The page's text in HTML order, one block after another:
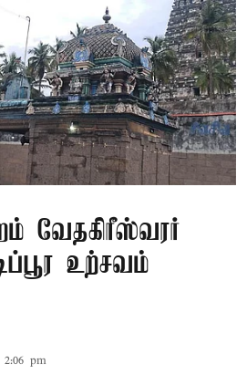
வேதகிரீஸ்வரர்
உற்சவம்
pm